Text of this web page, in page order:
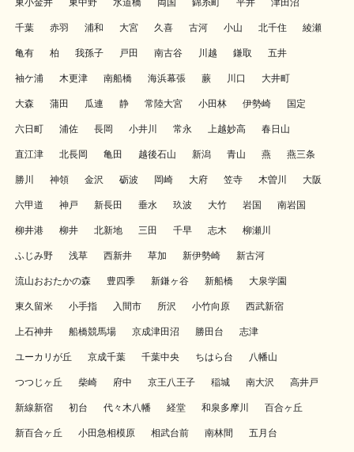
東小金井 東中野 水道橋 両国 錦糸町 平井 津田沼
千葉 赤羽 浦和 大宮 久喜 古河 小山 北千住 綾瀬
亀有 柏 我孫子 戸田 南古谷 川越 鎌取 五井
袖ケ浦 木更津 南船橋 海浜幕張 蕨 川口 大井町
大森 蒲田 瓜連 静 常陸大宮 小田林 伊勢崎 国定
六日町 浦佐 長岡 小井川 常永 上越妙高 春日山
直江津 北長岡 亀田 越後石山 新潟 青山 燕 燕三条
勝川 神領 金沢 砺波 岡崎 大府 笠寺 木曽川 大阪
六甲道 神戸 新長田 垂水 玖波 大竹 岩国 南岩国
柳井港 柳井 北新地 三田 千早 志木 柳瀬川
ふじみ野 浅草 西新井 草加 新伊勢崎 新古河
流山おおたかの森 豊四季 新鎌ヶ谷 新船橋 大泉学園
東久留米 小手指 入間市 所沢 小竹向原 西武新宿
上石神井 船橋競馬場 京成津田沼 勝田台 志津
ユーカリが丘 京成千葉 千葉中央 ちはら台 八幡山
つつじヶ丘 柴崎 府中 京王八王子 稲城 南大沢 高井戸
新線新宿 初台 代々木八幡 経堂 和泉多摩川 百合ヶ丘
新百合ヶ丘 小田急相模原 相武台前 南林間 五月台